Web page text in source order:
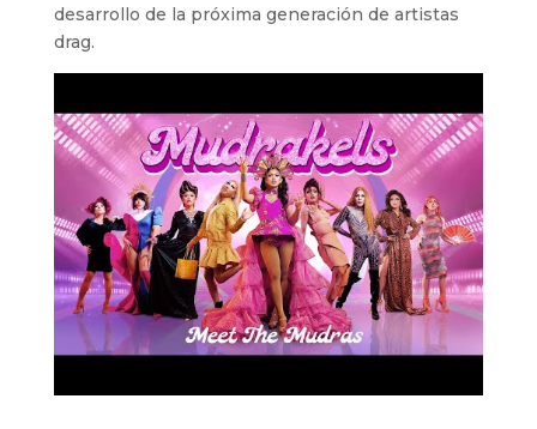
desarrollo de la próxima generación de artistas
drag.